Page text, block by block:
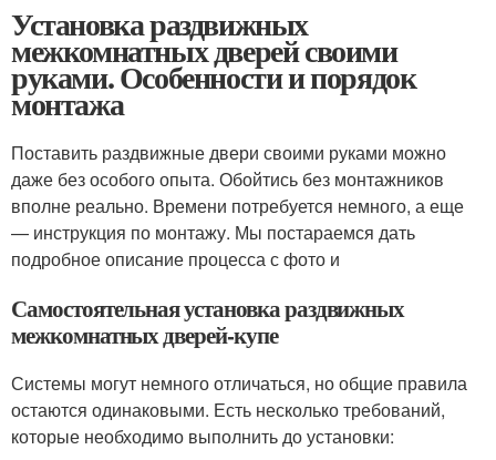
Установка раздвижных
межкомнатных дверей своими
руками. Особенности и порядок
монтажа
Поставить раздвижные двери своими руками можно
даже без особого опыта. Обойтись без монтажников
вполне реально. Времени потребуется немного, а еще
— инструкция по монтажу. Мы постараемся дать
подробное описание процесса с фото и
Самостоятельная установка раздвижных
межкомнатных дверей-купе
Системы могут немного отличаться, но общие правила
остаются одинаковыми. Есть несколько требований,
которые необходимо выполнить до установки: